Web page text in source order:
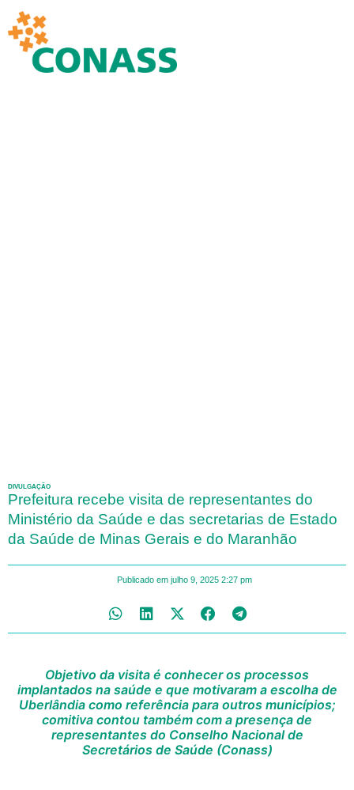
DIVULGAÇÃO
Prefeitura recebe visita de representantes do
Ministério da Saúde e das secretarias de Estado
da Saúde de Minas Gerais e do Maranhão
Publicado em julho 9, 2025 2:27 pm
Objetivo da visita é conhecer os processos
implantados na saúde e que motivaram a escolha de
Uberlândia como referência para outros municípios;
comitiva contou também com a presença de
representantes do Conselho Nacional de
Secretários de Saúde (Conass)